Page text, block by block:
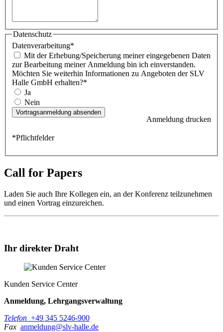
Datenschutz
Datenverarbeitung*
zur Bearbeitung meiner Anmeldung bin ich einverstanden.
Möchten Sie weiterhin Informationen zu Angeboten der SLV
Halle GmbH erhalten?*
Ja
Nein
Anmeldung drucken
*Pflichtfelder
Call for Papers
Laden Sie auch Ihre Kollegen ein, an der Konferenz teilzunehmen
und einen Vortrag einzureichen.
Ihr direkter Draht
Kunden Service Center
Anmeldung, Lehrgangsverwaltung
Telefon +49 345 5246-900
Fax anmeldung@slv-halle.de